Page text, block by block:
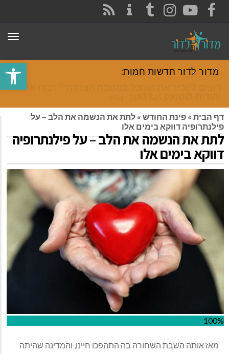
פתח
FACEBOOK
YOUTUBE
INSTAGRAM
TUMBLR
מדור לדור חדשות חמות:
רוצים להכיר את האוכל במטבח הצרפתי? דברו איתי
דף הבית » פינת החודש » לתת את הנשמה את הלב – על
פילנתרופיה דווקא בימים אלו
לתת את הנשמה את הלב – על פילנתרופיה
דווקא בימים אלו
100%
מאז אותה השבת השחורה בה התהפכו חיינו, והמדינה שהיתה